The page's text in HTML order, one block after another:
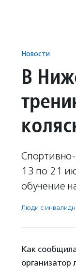
Новости
В
13 по 21
обучение
Люди с
Как
организатор